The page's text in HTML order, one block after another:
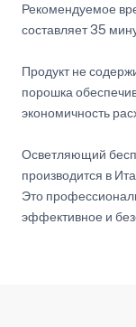
Рекомендуемое
составляет 35
Продукт не
порошка
экономичность
Осветляющий
производится в
Это
эффективное и